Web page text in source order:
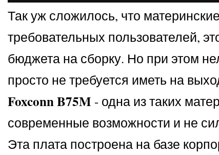
Так уж сложилось, что
требовательных пользователей,
бюджета на сборку. Но при этом
просто не требуется иметь на
Foxconn B75M - одна из таких
современные возможности и не
Эта плата построена на базе